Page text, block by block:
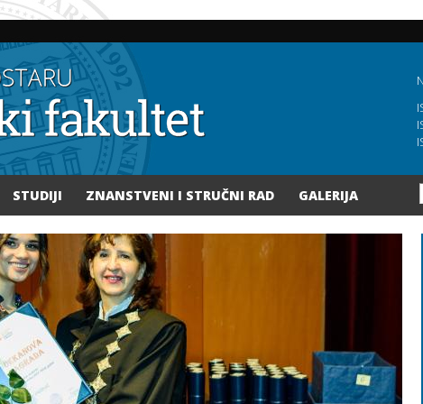
glavni
STUDIJI ZNANSTVENI I STRUČNI RAD GALERIJA